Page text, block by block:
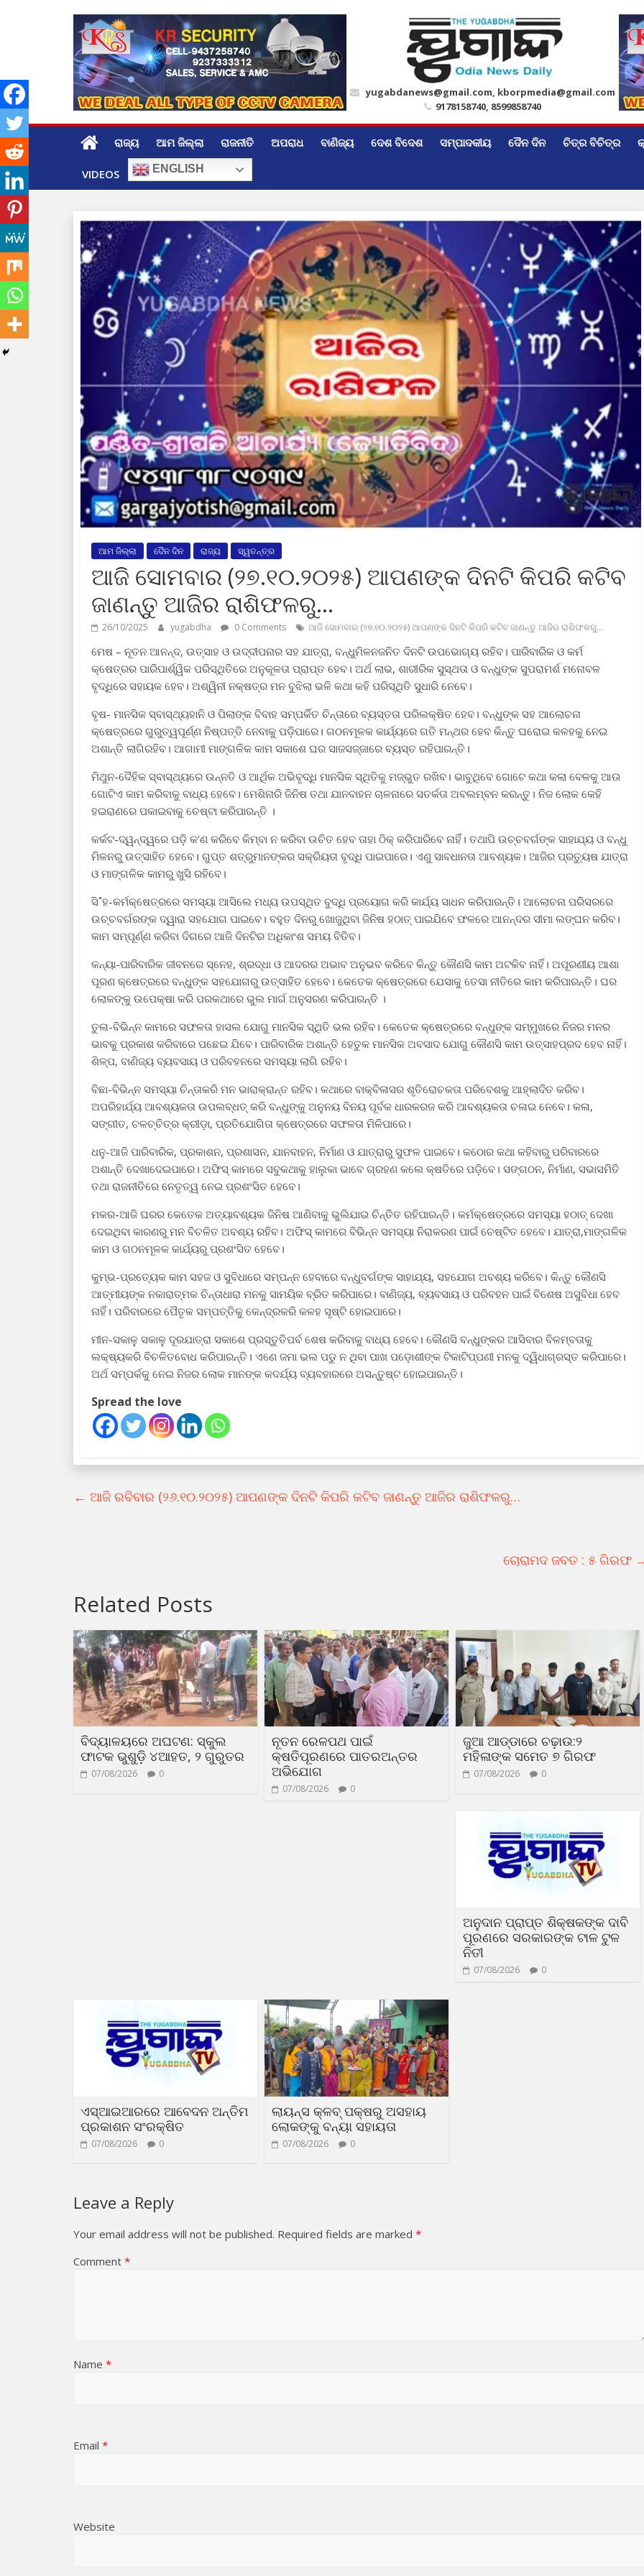
yugabdanews@gmail.com, kborpmedia@gmail.com
9178158740, 8599858740
ରାଜ୍ୟ ଆମ ଜିଲ୍ଲା ରାଜନୀତି ଅପରାଧ ବାଣିଜ୍ୟ ଦେଶ ବିଦେଶ ସମ୍ପାଦକୀୟ ଦୈନ ଦିନ ଚିତ୍ର ବିଚିତ୍ର
VIDEOS ENGLISH
ଆମ ଜିଲ୍ଲା ଦୈନ ଦିନ ରାଜ୍ୟ ସ୍ୱତନ୍ତ୍ର
ଆଜି ସୋମବାର (୨୭.୧୦.୨୦୨୫) ଆପଣଙ୍କ ଦିନଟି କିପରି କଟିବ
ଜାଣନ୍ତୁ ଆଜିର ରାଶିଫଳରୁ…
26/10/2025 yugabdha 0 Comments ଆଜି ସୋମବାର (୨୭.୧୦.୨୦୨୫) ଆପଣଙ୍କ ଦିନଟି କିପରି କଟିବ ଜାଣନ୍ତୁ ଆଜିର ରାଶିଫଳରୁ…
ମେଷ – ନୂତନ ଆନନ୍ଦ, ଉତ୍ସାହ ଓ ଉଦ୍ଦୀପନାର ସହ ଯାତ୍ରା, ବନ୍ଧୁମିଳନଜନିତ ଦିନଟି ଉପଭୋଗ୍ୟ ରହିବ। ପାରିବାରିକ ଓ କର୍ମ
କ୍ଷେତ୍ରର ପାରିପାର୍ଶ୍ୱିକ ପରିସ୍ଥିତିରେ ଅନୁକୂଳତା ପ୍ରାପ୍ତ ହେବ। ଅର୍ଥ ଲାଭ, ଶାରୀରିକ ସୁସ୍ଥତା ଓ ବନ୍ଧୁଙ୍କ ସୁପରାମର୍ଶ ମନୋବଳ
ବୃଦ୍ଧିରେ ସହାୟକ ହେବ। ଅଶ୍ୱିନୀ ନକ୍ଷତ୍ର ମନ ବୁଝିଲା ଭଳି କଥା କହି ପରିସ୍ଥିତି ସୁଧାରି ନେବେ।
ବୃଷ- ମାନସିକ ସ୍ବାସ୍ଥ୍ୟହାନି ଓ ପିଲାଙ୍କ ବିବାହ ସମ୍ପର୍କିତ ଚିନ୍ତାରେ ବ୍ୟସ୍ତତା ପରିଲକ୍ଷିତ ହେବ। ବନ୍ଧୁଙ୍କ ସହ ଆଲୋଚନା
କ୍ଷେତ୍ରରେ ଗୁରୁତ୍ୱପୂର୍ଣ୍ଣ ନିଷ୍ପତ୍ତି ନେବାକୁ ପଡ଼ିପାରେ। ଗଠନମୂଳକ କାର୍ଯ୍ୟରେ ଗତି ମନ୍ଥର ହେବ କିନ୍ତୁ ଘରୋଇ କଳହକୁ ନେଇ
ଅଶାନ୍ତି ଲାଗିରହିବ। ଆଗାମୀ ମାଙ୍ଗଳିକ କାମ ସକାଶେ ଘର ସାଜସଜ୍ଜାରେ ବ୍ୟସ୍ତ ରହିପାରନ୍ତି।
ମିଥୁନ-ଦୈହିକ ସ୍ବାସ୍ଥ୍ୟରେ ଉନ୍ନତି ଓ ଆର୍ଥିକ ଅଭିବୃଦ୍ଧି ମାନସିକ ସ୍ଥିତିକୁ ମଜ୍‌ଭୁତ ରଖିବ। ଭାବୁଥିବେ ଗୋଟେ କଥା କଲା ବେଳକୁ ଆଉ
ଗୋଟିଏ କାମ କରିବାକୁ ବାଧ୍ୟ ହେବେ। ମେଶିନାରି ଜିନିଷ ତଥା ଯାନବାହନ ଚାଳନାରେ ସତର୍କତା ଅବଲମ୍ବନ କରନ୍ତୁ। ନିଜ ଲୋକ କେହି
ହଇରାଣରେ ପକାଇବାକୁ ଚେଷ୍ଟା କରିପାରନ୍ତି ।
କର୍କଟ-ଦ୍ୱନ୍ଦ୍ୱରେ ପଡ଼ି କ’ଣ କରିବେ କିମ୍ବା ନ କରିବା ଉଚିତ ହେବ ତାହା ଠିକ୍‌ କରିପାରିବେ ନାହିଁ। ତଥାପି ଉଚ୍ଚବର୍ଗଙ୍କ ସାହାଯ୍ୟ ଓ ବନ୍ଧୁ
ମିଳନରୁ ଉତ୍ସାହିତ ହେବେ। ଗୁପ୍ତ ଶତ୍ରୁମାନଙ୍କର ସକ୍ରିୟତା ବୃଦ୍ଧି ପାଇପାରେ। ଏଣୁ ସାବଧାନତା ଆବଶ୍ୟକ। ଆଜିର ପ୍ରତ୍ୟୁଷ ଯାତ୍ରା
ଓ ମାଙ୍ଗଳିକ କାମରୁ ଖୁସି ରହିବେ।
ସି˚ହ-କର୍ମକ୍ଷେତ୍ରରେ ସମସ୍ୟା ଆସିଲେ ମଧ୍ୟ ଉପସ୍ଥିତ ବୁଦ୍ଧି ପ୍ରୟୋଗ କରି କାର୍ଯ୍ୟ ସାଧନ କରିପାରନ୍ତି। ଆଲୋଚନା ପରିସରରେ
ଉଚ୍ଚବର୍ଗରଙ୍କ ଦ୍ୱାରା ସହଯୋଗ ପାଇବେ। ବହୁତ ଦିନରୁ ଖୋଜୁଥିବା ଜିନିଷ ହଠାତ୍‌ ପାଇଯିବେ ଫଳରେ ଆନନ୍ଦର ସୀମା ଲଙ୍ଘନ କରିବ।
କାମ ସମ୍ପୂର୍ଣ୍ଣ କରିବା ଦିଗରେ ଆଜି ଦିନଟିର ଅଧିକାଂଶ ସମୟ ବିତିବ।
କନ୍ୟା-ପାରିବାରିକ ଜୀବନରେ ସ୍ନେହ, ଶ୍ରଦ୍ଧା ଓ ଆଦରର ଅଭାବ ଅନୁଭବ କରିବେ କିନ୍ତୁ କୌଣସି କାମ ଅଟକିବ ନାହିଁ। ଅପୂରଣୀୟ ଆଶା
ପୂରଣ କ୍ଷେତ୍ରରେ ବନ୍ଧୁଙ୍କ ସହଯୋଗରୁ ଉତ୍ସାହିତ ହେବେ। କେତେକ କ୍ଷେତ୍ରରେ ଯେସାକୁ ତେସା ନୀତିରେ କାମ କରିପାରନ୍ତି। ଘର
ଲୋକଙ୍କୁ ଉପେକ୍ଷା କରି ପରକଥାରେ ଭୁଲ ମାର୍ଗ ଅନୁସରଣ କରିପାରନ୍ତି ।
ତୁଳା-ବିଭିନ୍ନ କାମରେ ସଫଳତା ହାସଲ ଯୋଗୁ ମାନସିକ ସ୍ଥିତି ଭଲ ରହିବ। କେତେକ କ୍ଷେତ୍ରରେ ବନ୍ଧୁଙ୍କ ସମ୍ମୁଖରେ ନିଜର ମନର
ଭାବକୁ ପ୍ରକାଶ କରିବାରେ ପଛେଇ ଯିବେ। ପାରିବାରିକ ଅଶାନ୍ତି ହେତୁକ ମାନସିକ ଅବସାଦ ଯୋଗୁ କୌଣସି କାମ ଉତ୍ସାହପ୍ରଦ ହେବ ନାହିଁ।
ଶିଳ୍ପ, ବାଣିଜ୍ୟ ବ୍ୟବସାୟ ଓ ପରିବହନରେ ସମସ୍ୟା ଲାଗି ରହିବ।
ବିଛା-ବିଭିନ୍ନ ସମସ୍ୟା ଚିନ୍ତାକରି ମନ ଭାରାକ୍ରାନ୍ତ ରହିବ। କଥାରେ ବାକ୍‌ବିଳାସର ଶୃତିରୋଚକତା ପରିବେଶକୁ ଆହ୍ଲାଦିତ କରିବ।
ଅପରିହାର୍ଯ୍ୟ ଆବଶ୍ୟକତା ଉପଲବ୍ଧତ୍ କରି ବନ୍ଧୁଙ୍କୁ ଅନୁନୟ ବିନୟ ପୂର୍ବକ ଧାରକରଜ କରି ଆବଶ୍ୟକତା ଚଳାଇ ନେବେ। କଳା,
ସଙ୍ଗୀତ, ଚଳଚ୍ଚିତ୍ର କ୍ରୀଡ଼ା, ପ୍ରତିଯୋଗିତା କ୍ଷେତ୍ରରେ ସଫଳତା ମିଳିପାରେ।
ଧନୁ-ଆଜି ପାରିବାରିକ, ପ୍ରକାଶନ, ପ୍ରଶାସନ, ଯାନବାହନ, ନିର୍ମାଣ ଓ ଯାତ୍ରାରୁ ସୁଫଳ ପାଇବେ। କଠୋର କଥା କହିବାରୁ ପରିବାରରେ
ଅଶାନ୍ତି ଦେଖାଦେଇପାରେ। ଅଫିସ୍‌ କାମରେ ସବୁକଥାକୁ ହାଲୁକା ଭାବେ ଗ୍ରହଣ କଲେ କ୍ଷତିରେ ପଡ଼ିବେ। ସଙ୍ଗଠନ, ନିର୍ମାଣ, ସଭାସମିତି
ତଥା ରାଜନୀତିରେ ନେତୃତ୍ୱ ନେଇ ପ୍ରଶଂସିତ ହେବେ।
ମକର-ଆଜି ଘରର କେତେକ ଅତ୍ୟାବଶ୍ୟକ ଜିନିଷ ଆଣିବାକୁ ଭୁଲିଯାଇ ଚିନ୍ତିତ ରହିପାରନ୍ତି। କର୍ମକ୍ଷେତ୍ରରେ ସମସ୍ୟା ହଠାତ୍‌ ଦେଖା
ଦେଇଥିବା କାରଣରୁ ମନ ବିଚଳିତ ଅବଶ୍ୟ ରହିବ। ଅଫିସ୍‌ କାମରେ ବିଭିନ୍ନ ସମସ୍ୟା ନିରାକରଣ ପାଇଁ ଚେଷ୍ଟିତ ହେବେ। ଯାତ୍ରା,ମାଙ୍ଗଳିକ
କାମ ଓ ଗଠନମୂଳକ କାର୍ଯ୍ୟରୁ ପ୍ରଶଂସିତ ହେବେ।
କୁମ୍ଭ-ପ୍ରତ୍ୟେକ କାମ ସହଜ ଓ ସୁବିଧାରେ ସମ୍ପନ୍ନ ହେବାରେ ବନ୍ଧୁବର୍ଗଙ୍କ ସାହାଯ୍ୟ, ସହଯୋଗ ଅବଶ୍ୟ କରିବେ। କିନ୍ତୁ କୌଣସି
ଆତ୍ମୀୟଙ୍କ ନକାରାତ୍ମକ ଚିନ୍ତାଧାରା ମନକୁ ସାମୟିକ ବ୍ରିତ କରିପାରେ। ବାଣିଜ୍ୟ, ବ୍ୟବସାୟ ଓ ପରିବହନ ପାଇଁ ବିଶେଷ ଅସୁବିଧା ହେବ
ନାହିଁ। ପରିବାରରେ ପୈତୃକ ସମ୍ପତ୍ତିକୁ କେନ୍ଦ୍ରକରି କଳହ ସୃଷ୍ଟି ହୋଇପାରେ।
ମୀନ-ସକାଳୁ ସକାଳୁ ଦୂରଯାତ୍ରା ସକାଶେ ପ୍ରସ୍ତୁତିପର୍ବ ଶେଷ କରିବାକୁ ବାଧ୍ୟ ହେବେ। କୌଣସି ବନ୍ଧୁଙ୍କର ଆସିବାର ବିଳମ୍ବତାକୁ
ଲକ୍ଷ୍ୟକରି ବିଚଳିତବୋଧ କରିପାରନ୍ତି। ଏଣେ ଜମା ଭଲ ପଡୁ ନ ଥିବା ପାଖ ପଡ଼ୋଶୀଙ୍କ ଟିକାଟିପ୍ପଣୀ ମନକୁ ଦ୍ୱିଧାଗ୍ରସ୍ତ କରିପାରେ।
ଅର୍ଥ ସମ୍ପର୍କକୁ ନେଇ ନିଜର ଲୋକ ମାନଙ୍କ କଦର୍ଯ୍ୟ ବ୍ୟବହାରରେ ଅସନ୍ତୁଷ୍ଟ ହୋଇପାରନ୍ତି।
Spread the love
← ଆଜି ରବିବାର (୨୬.୧୦.୨୦୨୫) ଆପଣଙ୍କ ଦିନଟି କିପରି କଟିବ ଜାଣନ୍ତୁ ଆଜିର ରାଶିଫଳରୁ…
ଚୋରାମଦ ଜବତ : ୫ ଗିରଫ
Related Posts
ବିଦ୍ୟାଳୟରେ ଅଘଟଣ: ସ୍କୁଲ
ଫାଟକ ଭୁଶୁଡ଼ି ୪ଆହତ, ୨ ଗୁରୁତର
07/08/2026 0
ନୂତନ ରେଳପଥ ପାଇଁ
କ୍ଷତିପୂରଣରେ ପାତରଅନ୍ତର
ଅଭିଯୋଗ
07/08/2026 0
ଜୁଆ ଆଡ୍ଡାରେ ଚଢ଼ାଉ:୨
ମହିଳାଙ୍କ ସମେତ ୭ ଗିରଫ
07/08/2026 0
ଅନୁଦାନ ପ୍ରାପ୍ତ ଶିକ୍ଷକଙ୍କ ଦାବି
ପୂରଣରେ ସରକାରଙ୍କ ଟାଳ ଟୁଳ
ନିତୀ
07/08/2026 0
ଏସ୍‌ଆଇଆରରେ ଆବେଦନ ଅନ୍ତିମ
ପ୍ରକାଶନ ସଂରକ୍ଷିତ
07/08/2026 0
ଲାୟନ୍ସ କ୍ଳବ୍ ପକ୍ଷରୁ ଅସହାୟ
ଲୋକଙ୍କୁ ବନ୍ୟା ସହାୟତା
07/08/2026 0
Leave a Reply
Your email address will not be published. Required fields are marked *
Comment *
Name *
Email *
Website